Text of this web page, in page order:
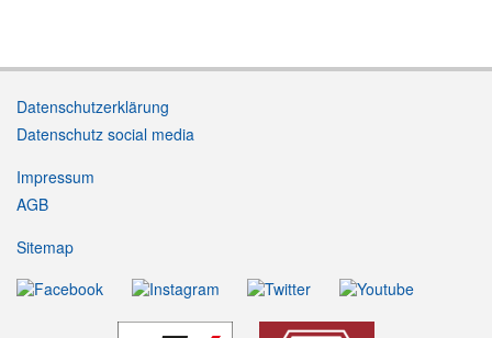
Datenschutzerklärung
Datenschutz social media
Impressum
AGB
Sitemap